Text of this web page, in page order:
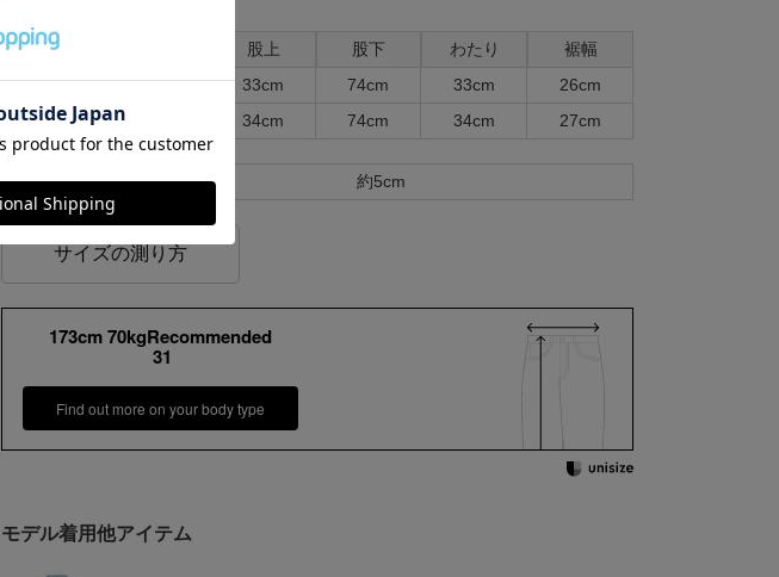
サイズ 股上 股下 わたり
裾幅
31
84cm 33cm 74cm 33cm
26cm
33
34cm 74cm 34cm 27cm
ベルトループ幅 約5cm
サイズの測り方
173cm 70kgRecommended
31
Find out more on your body type
モデル着用他アイテム